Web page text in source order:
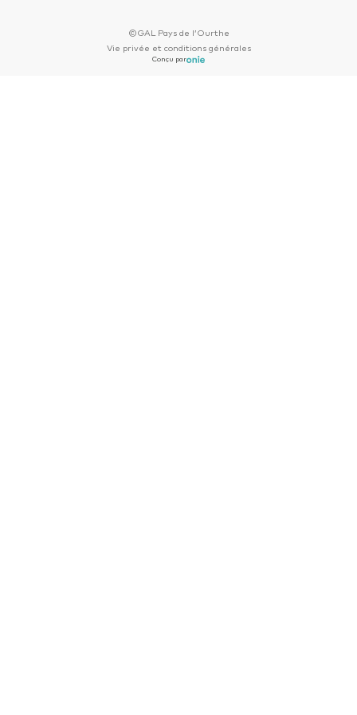
©GAL Pays de l’Ourthe
Vie privée et conditions générales
Conçu par